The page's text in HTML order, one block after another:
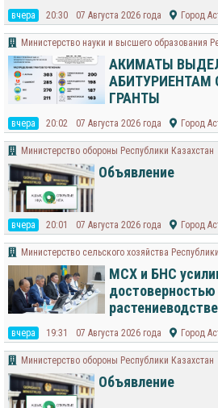
вчера 20:30 07 Августа 2026 года Город
Министерство науки и высшего образования
АКИМАТЫ
АБИТУРИЕНТАМ
ГРАНТЫ
вчера 20:02 07 Августа 2026 года Город
Министерство обороны Республики Казахстан
Объявление
вчера 20:01 07 Августа 2026 года Город
Министерство сельского хозяйства
МСХ и БНС
вчера 19:31 07 Августа 2026 года Город
Министерство обороны Республики Казахстан
Объявление